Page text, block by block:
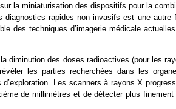
la miniaturisation des dispositifs pour la
diagnostics rapides non invasifs est une
des techniques d’imagerie médicale
diminution des doses radioactives (pour les
les parties recherchées dans les
Les scanners à rayons X
de millimètres et de détecter plus